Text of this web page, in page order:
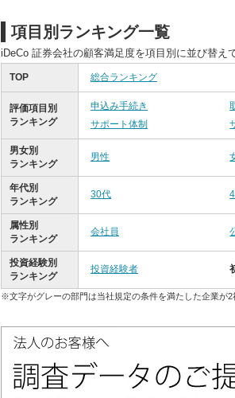
項目別ランキング一覧
iDeCo 証券会社の顧客満足度を項目別に並び替え
TOP 総合ランキング
評価項目別
ランキング
申込み手続き
サポート体制
男女別
ランキング
男性
年代別
ランキング
30代
属性別
ランキング
会社員
投資経験別
ランキング
投資経験者
※文字がグレーの部門は当社規定の条件を満たした企業が2